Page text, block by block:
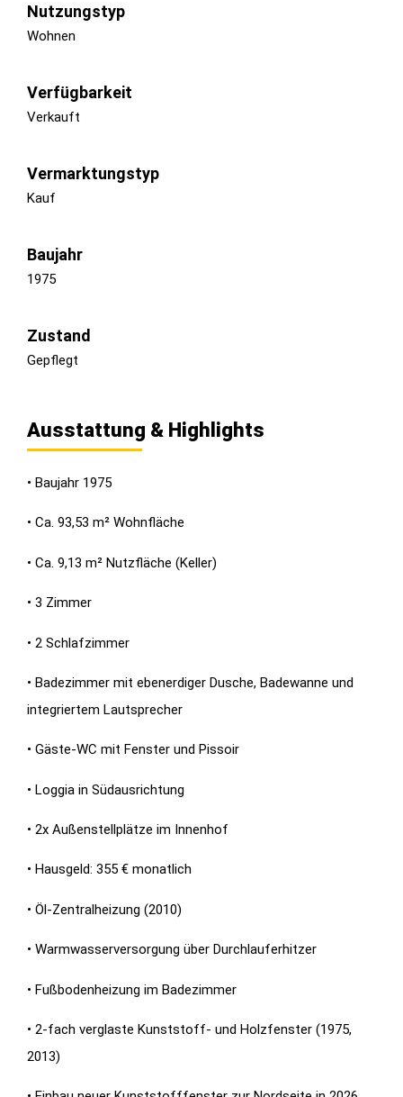
Nutzungstyp
Wohnen
Verfügbarkeit
Verkauft
Vermarktungstyp
Kauf
Baujahr
1975
Zustand
Gepflegt
Ausstattung & Highlights
• Baujahr 1975
• Ca. 93,53 m² Wohnfläche
• Ca. 9,13 m² Nutzfläche (Keller)
• 3 Zimmer
• 2 Schlafzimmer
• Badezimmer mit ebenerdiger Dusche, Badewanne und
integriertem Lautsprecher
• Gäste-WC mit Fenster und Pissoir
• Loggia in Südausrichtung
• 2x Außenstellplätze im Innenhof
• Hausgeld: 355 € monatlich
• Öl-Zentralheizung (2010)
• Warmwasserversorgung über Durchlauferhitzer
• Fußbodenheizung im Badezimmer
• 2-fach verglaste Kunststoff- und Holzfenster (1975,
2013)